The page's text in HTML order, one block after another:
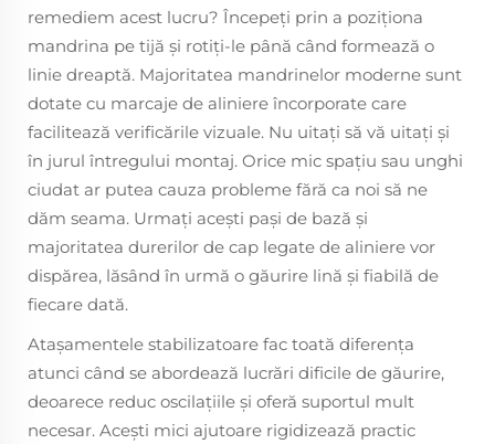
remediem acest lucru? Începeți prin a poziționa
mandrina pe tijă și rotiți-le până când formează o
linie dreaptă. Majoritatea mandrinelor moderne sunt
dotate cu marcaje de aliniere încorporate care
facilitează verificările vizuale. Nu uitați să vă uitați și
în jurul întregului montaj. Orice mic spațiu sau unghi
ciudat ar putea cauza probleme fără ca noi să ne
dăm seama. Urmați acești pași de bază și
majoritatea durerilor de cap legate de aliniere vor
dispărea, lăsând în urmă o găurire lină și fiabilă de
fiecare dată.
Atașamentele stabilizatoare fac toată diferența
atunci când se abordează lucrări dificile de găurire,
deoarece reduc oscilațiile și oferă suportul mult
necesar. Acești mici ajutoare rigidizează practic